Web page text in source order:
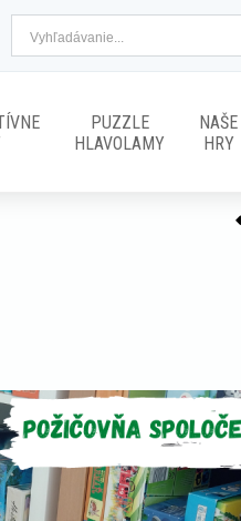
PUZZLE
HLAVOLAMY
NAŠE
HRY